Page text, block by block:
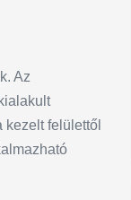
Az
felülettől